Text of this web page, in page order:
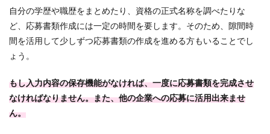
自分の学歴や職歴をまとめたり、資格の正式名称を調べたりな
ど、応募書類作成には一定の時間を要します。そのため、隙間時
間を活用して少しずつ応募書類の作成を進める方もいることでし
ょう。
もし入力内容の保存機能がなければ、一度に応募書類を完成させ
なければなりません。また、他の企業への応募に活用出来ませ
ん。